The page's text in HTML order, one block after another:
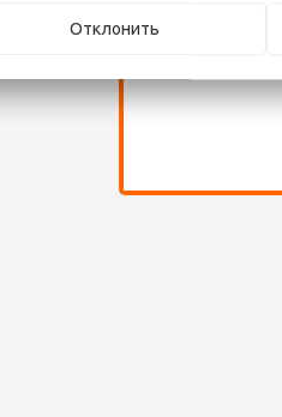
Отклонить